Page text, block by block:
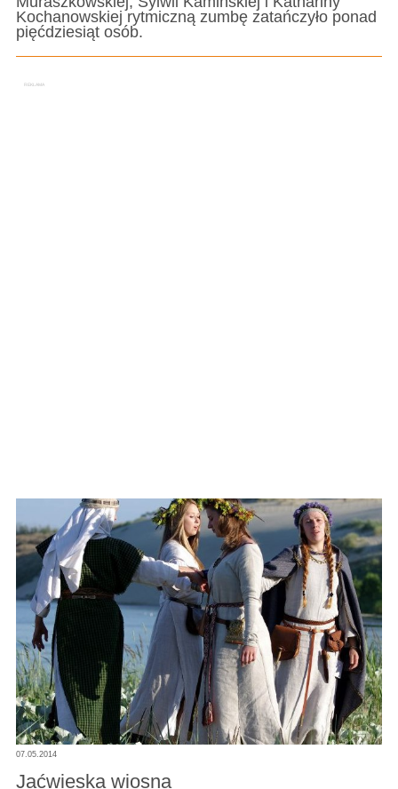
Kochanowskiej rytmiczną zumbę zatańczyło ponad
pięćdziesiąt osób.
07.05.2014
Jaćwieska wiosna